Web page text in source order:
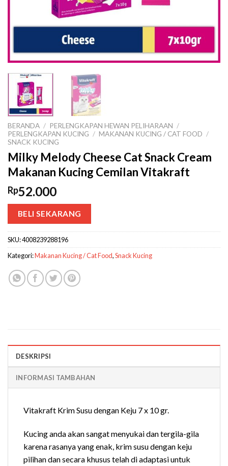
BERANDA / PERLENGKAPAN HEWAN PELIHARAAN /
PERLENGKAPAN KUCING / MAKANAN KUCING / CAT FOOD /
SNACK KUCING
Milky Melody Cheese Cat Snack Cream
Makanan Kucing Cemilan Vitakraft
Rp52.000
BELI SEKARANG
SKU:4008239288196
Kategori:Makanan Kucing / Cat Food,Snack Kucing
DESKRIPSI
INFORMASI TAMBAHAN
Vitakraft Krim Susu dengan Keju 7 x 10 gr.
Kucing anda akan sangat menyukai dan tergila-gila
karena rasanya yang enak, krim susu dengan keju
pilihan dan secara khusus telah di adaptasi untuk